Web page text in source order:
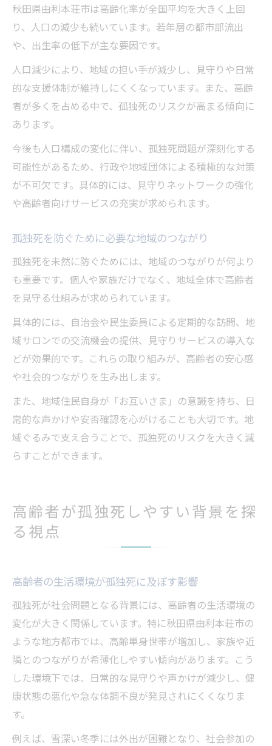
秋田県由利本荘市は高齢化率が全国平均を大きく上回
り、人口の減少も続いています。若年層の都市部流出
や、出生率の低下が主な要因です。
人口減少により、地域の担い手が減少し、見守りや日常
的な支援体制が維持しにくくなっています。また、高齢
者が多くを占める中で、孤独死のリスクが高まる傾向に
あります。
今後も人口構成の変化に伴い、孤独死問題が深刻化する
可能性があるため、行政や地域団体による積極的な対策
が不可欠です。具体的には、見守りネットワークの強化
や高齢者向けサービスの充実が求められます。
孤独死を防ぐために必要な地域のつながり
孤独死を未然に防ぐためには、地域のつながりが何より
も重要です。個人や家族だけでなく、地域全体で高齢者
を見守る仕組みが求められています。
具体的には、自治会や民生委員による定期的な訪問、地
域サロンでの交流機会の提供、見守りサービスの導入な
どが効果的です。これらの取り組みが、高齢者の安心感
や社会的つながりを生み出します。
また、地域住民自身が「お互いさま」の意識を持ち、日
常的な声かけや安否確認を心がけることも大切です。地
域ぐるみで支え合うことで、孤独死のリスクを大きく減
らすことができます。
高齢者が孤独死しやすい背景を探
る視点
高齢者の生活環境が孤独死に及ぼす影響
孤独死が社会問題となる背景には、高齢者の生活環境の
変化が大きく関係しています。特に秋田県由利本荘市の
ような地方都市では、高齢単身世帯が増加し、家族や近
隣とのつながりが希薄化しやすい傾向があります。こう
した環境下では、日常的な見守りや声かけが減少し、健
康状態の悪化や急な体調不良が発見されにくくなりま
す。
例えば、雪深い冬季には外出が困難となり、社会参加の